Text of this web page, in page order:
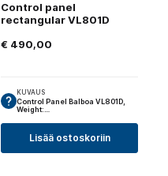
Control panel
rectangular VL801D
€ 490,00
KUVAUS
Control Panel Balboa VL801D,
Weight:…
Lisää ostoskoriin